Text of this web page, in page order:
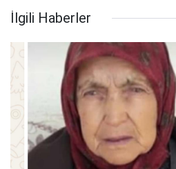
İlgili Haberler